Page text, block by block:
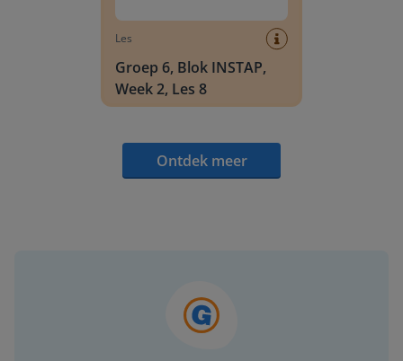
Les
Groep 6, Blok INSTAP,
Week 2, Les 8
Ontdek meer